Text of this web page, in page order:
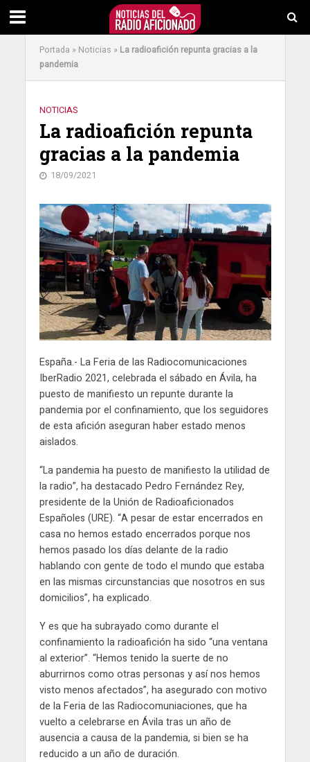
Portada » Noticias » La radioafición repunta gracias a la
pandemia
NOTICIAS
La radioafición repunta
gracias a la pandemia
18/09/2021
España.- La Feria de las Radiocomunicaciones
IberRadio 2021, celebrada el sábado en Ávila, ha
puesto de manifiesto un repunte durante la
pandemia por el confinamiento, que los seguidores
de esta afición aseguran haber estado menos
aislados.
“La pandemia ha puesto de manifiesto la utilidad de
la radio”, ha destacado Pedro Fernández Rey,
presidente de la Unión de Radioaficionados
Españoles (URE). “A pesar de estar encerrados en
casa no hemos estado encerrados porque nos
hemos pasado los días delante de la radio
hablando con gente de todo el mundo que estaba
en las mismas circunstancias que nosotros en sus
domicilios”, ha explicado.
Y es que ha subrayado como durante el
confinamiento la radioafición ha sido “una ventana
al exterior”. “Hemos tenido la suerte de no
aburrirnos como otras personas y así nos hemos
visto menos afectados”, ha asegurado con motivo
de la Feria de las Radiocomuniaciones, que ha
vuelto a celebrarse en Ávila tras un año de
ausencia a causa de la pandemia, si bien se ha
reducido a un año de duración.